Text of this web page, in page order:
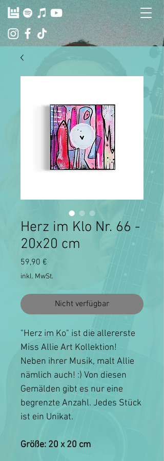
Herz im Klo Nr. 66 -
20x20 cm
59,90 €
inkl. MwSt.
Nicht verfügbar
"Herz im Ko" ist die allererste
Miss Allie Art Kollektion!
Neben ihrer Musik, malt Allie
nämlich auch! :) Von diesen
Gemälden gibt es nur eine
begrenzte Anzahl. Jedes Stück
ist ein Unikat.
Größe: 20 x 20 cm